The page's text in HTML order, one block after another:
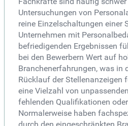
Untersuchungen von
reine Einzelschaltungen einer
Unternehmen mit
befriedigenden Ergebnissen
bei den Bewerbern Wert auf
Branchenerfahrungen, was in
Rücklauf der Stellenanzeigen
eine Vielzahl von
fehlenden Qualifikationen
Normalerweise haben